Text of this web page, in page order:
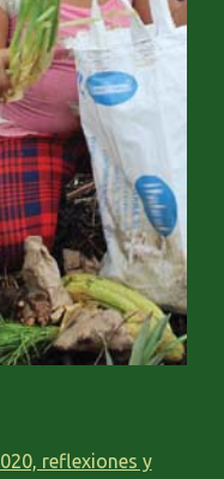
reflexiones y